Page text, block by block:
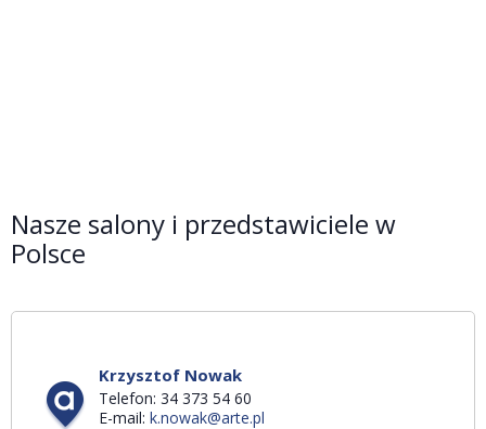
Nasze salony i przedstawiciele w
Polsce
Krzysztof Nowak
Telefon: 34 373 54 60
E-mail: k.nowak@arte.pl